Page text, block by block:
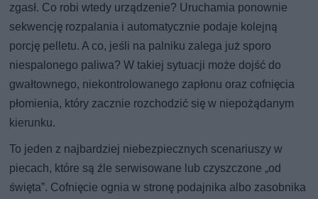
zgasł. Co robi wtedy urządzenie? Uruchamia ponownie
sekwencję rozpalania i automatycznie podaje kolejną
porcję pelletu. A co, jeśli na palniku zalega już sporo
niespalonego paliwa? W takiej sytuacji może dojść do
gwałtownego, niekontrolowanego zapłonu oraz cofnięcia
płomienia, który zacznie rozchodzić się w niepożądanym
kierunku.
To jeden z najbardziej niebezpiecznych scenariuszy w
piecach, które są źle serwisowane lub czyszczone „od
święta”. Cofnięcie ognia w stronę podajnika albo zasobnika